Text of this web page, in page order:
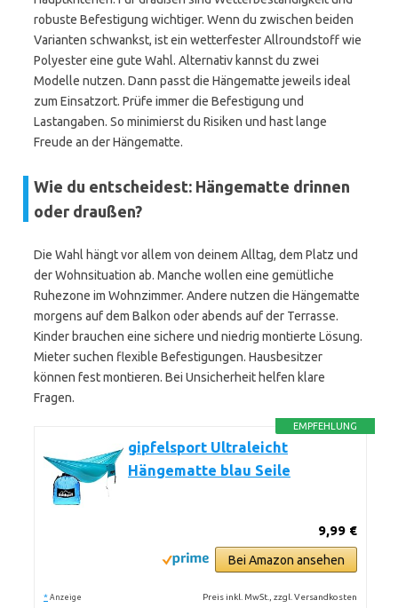
robuste Befestigung wichtiger. Wenn du zwischen beiden
Varianten schwankst, ist ein wetterfester Allroundstoff wie
Polyester eine gute Wahl. Alternativ kannst du zwei
Modelle nutzen. Dann passt die Hängematte jeweils ideal
zum Einsatzort. Prüfe immer die Befestigung und
Lastangaben. So minimierst du Risiken und hast lange
Freude an der Hängematte.
Wie du entscheidest: Hängematte drinnen
oder draußen?
Die Wahl hängt vor allem von deinem Alltag, dem Platz und
der Wohnsituation ab. Manche wollen eine gemütliche
Ruhezone im Wohnzimmer. Andere nutzen die Hängematte
morgens auf dem Balkon oder abends auf der Terrasse.
Kinder brauchen eine sichere und niedrig montierte Lösung.
Mieter suchen flexible Befestigungen. Hausbesitzer
können fest montieren. Bei Unsicherheit helfen klare
Fragen.
EMPFEHLUNG
gipfelsport Ultraleicht
Hängematte blau Seile
9,99 €
Bei Amazon ansehen
* Anzeige Preis inkl. MwSt., zzgl. Versandkosten